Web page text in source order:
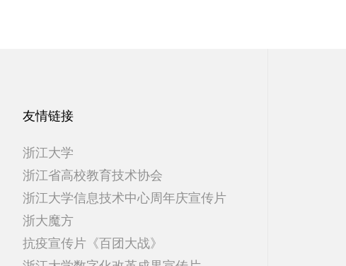
友情链接
浙江大学
浙江省高校教育技术协会
浙江大学信息技术中心周年庆宣传片
浙大魔方
抗疫宣传片《百团大战》